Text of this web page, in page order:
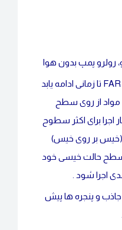
رولرو پمپ بدون هوا
اجرای FAR Seal 2002 تا زمانی ادامه یابد
از روی سطح
کند، معمولا 2 بار اجرا برای اکثر سطوح
بر روی خیس)
سطح حالت خیسی خود
اجرا شود .
و پنجره ها پیش